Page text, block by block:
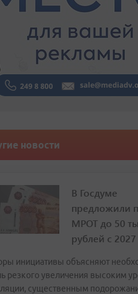
новости
В Госдуме
предложили
МРОТ до 50
рублей с 2027
инициативы объясняют
резкого увеличения высоким
существенным